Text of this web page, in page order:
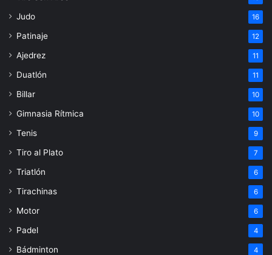
Judo 16
Patinaje 12
Ajedrez 11
Duatlón 11
Billar 10
Gimnasia Rítmica 10
Tenis 9
Tiro al Plato 7
Triatlón 6
Tirachinas 6
Motor 6
Padel 4
Bádminton 4